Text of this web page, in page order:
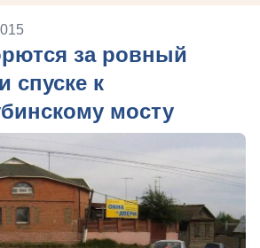
за ровный
спуске к
мосту